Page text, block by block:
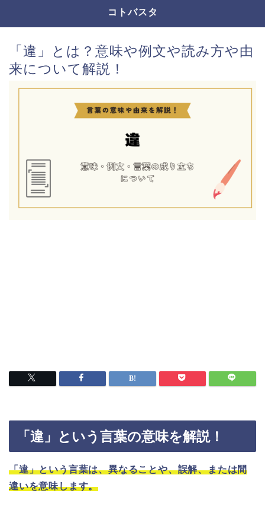
コトバスタ
「違」とは？意味や例文や読み方や由
来について解説！
「違」という言葉の意味を解説！
「違」という言葉は、異なることや、誤解、または間
違いを意味します。